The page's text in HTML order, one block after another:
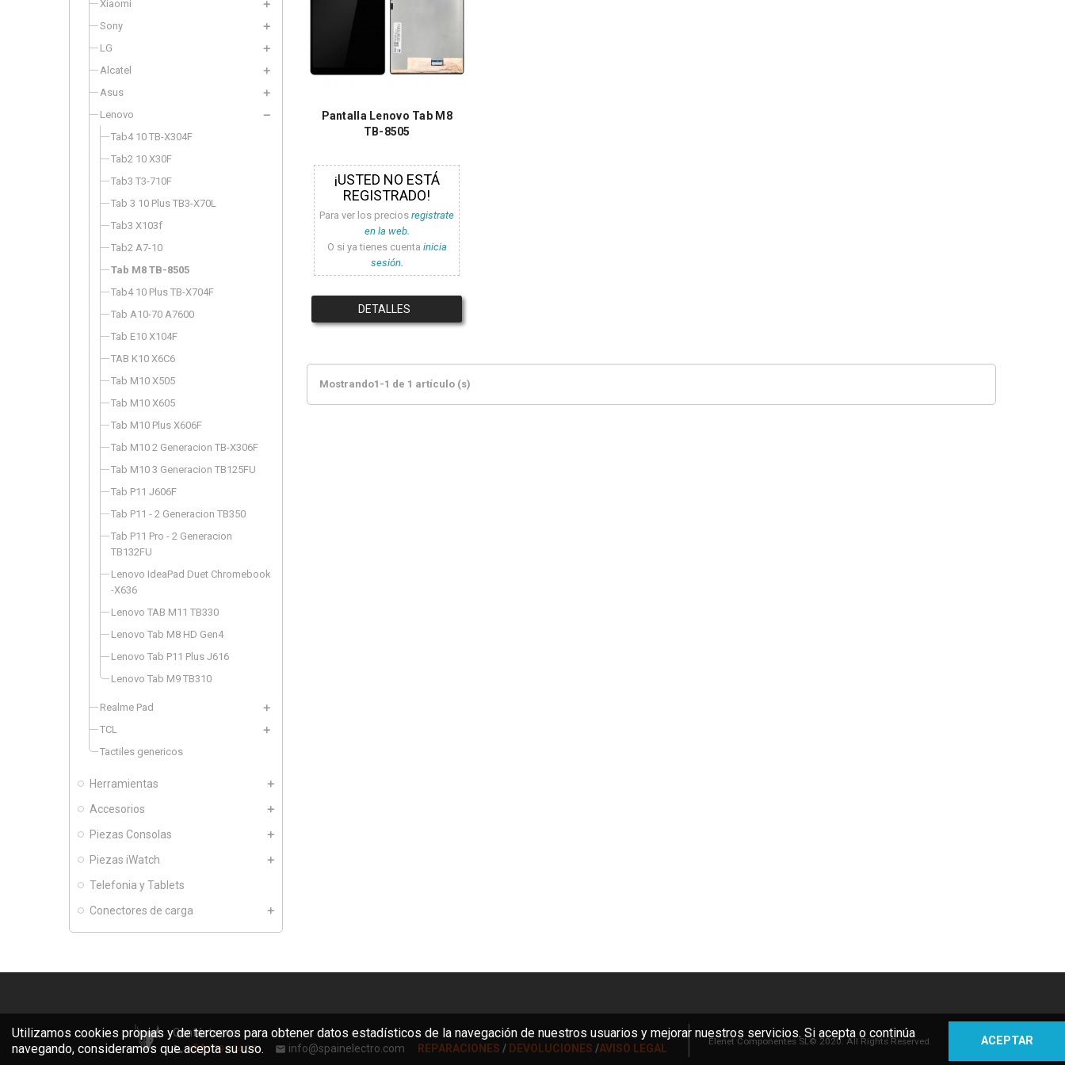
Xiaomi
Sony
LG
Alcatel
Asus
Lenovo
Tab4 10 TB-X304F
Tab2 10 X30F
Tab3 T3-710F
Tab 3 10 Plus TB3-X70L
Tab3 X103f
Tab2 A7-10
Tab M8 TB-8505
Tab4 10 Plus TB-X704F
Tab A10-70 A7600
Tab E10 X104F
TAB K10 X6C6
Tab M10 X505
Tab M10 X605
Tab M10 Plus X606F
Tab M10 2 Generacion TB-X306F
Tab M10 3 Generacion TB125FU
Tab P11 J606F
Tab P11 - 2 Generacion TB350
Tab P11 Pro - 2 Generacion
TB132FU
Lenovo IdeaPad Duet Chromebook
-X636
Lenovo TAB M11 TB330
Lenovo Tab M8 HD Gen4
Lenovo Tab P11 Plus J616
Lenovo Tab M9 TB310
Realme Pad
TCL
Tactiles genericos
Herramientas
Accesorios
Piezas Consolas
Piezas iWatch
Telefonia y Tablets
Conectores de carga
Pantalla Lenovo Tab M8
TB-8505
¡USTED NO ESTÁ
REGISTRADO!
Para ver los preciosregistrate
en la web.
O si ya tienes cuenta inicia
sesión.
DETALLES
Mostrando1-1 de 1 artículo (s)
Contáctanos:
phone +34679 274 771 mail info@spainelectro.com REPARACIONES / DEVOLUCIONES /AVISO LEGAL
Elenet Componentes SL© 2020. All Rights Reserved.
Utilizamos cookies propias y de terceros para obtener datos estadísticos de la navegación de nuestros usuarios y mejorar nuestros servicios. Si acepta o continúa
navegando, consideramos que acepta su uso.
ACEPTAR